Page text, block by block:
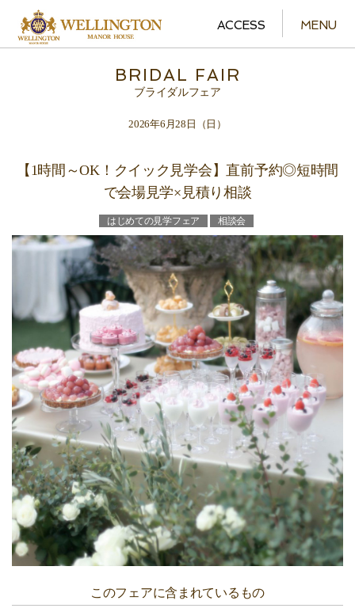
MENU
ACCESS
BRIDAL FAIR
ブライダルフェア
2026年6月28日（日）
【1時間～OK！クイック見学会】直前予約◎短時間
で会場見学×見積り相談
はじめての見学フェア 相談会
このフェアに含まれているもの